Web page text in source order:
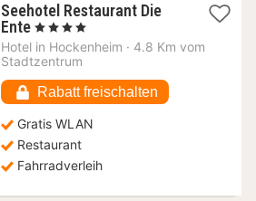
Seehotel Restaurant Die
Ente 1
Nacht
ab
€
, 4 Sterne
Hotel in Hockenheim · 4.8 Km vom
Stadtzentrum
Rabatt freischalten
Gratis WLAN
Restaurant
Fahrradverleih